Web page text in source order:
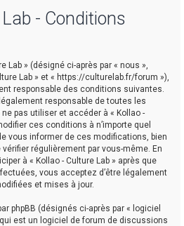
- Conditions
Lab » (désigné ci-après par « nous »,
Lab » et « https://culturelab.fr/forum »),
responsable des conditions suivantes.
responsable de toutes les
pas utiliser et accéder à « Kollao -
ces conditions à n’importe quel
vous informer de ces modifications, bien
régulièrement par vous-même. En
à « Kollao - Culture Lab » après que
vous acceptez d’être légalement
et mises à jour.
phpBB (désignés ci-après par « logiciel
qui est un logiciel de forum de discussions